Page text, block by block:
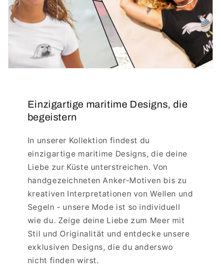
Einzigartige maritime Designs, die
begeistern
In unserer Kollektion findest du
einzigartige maritime Designs, die deine
Liebe zur Küste unterstreichen. Von
handgezeichneten Anker-Motiven bis zu
kreativen Interpretationen von Wellen und
Segeln - unsere Mode ist so individuell
wie du. Zeige deine Liebe zum Meer mit
Stil und Originalität und entdecke unsere
exklusiven Designs, die du anderswo
nicht finden wirst.